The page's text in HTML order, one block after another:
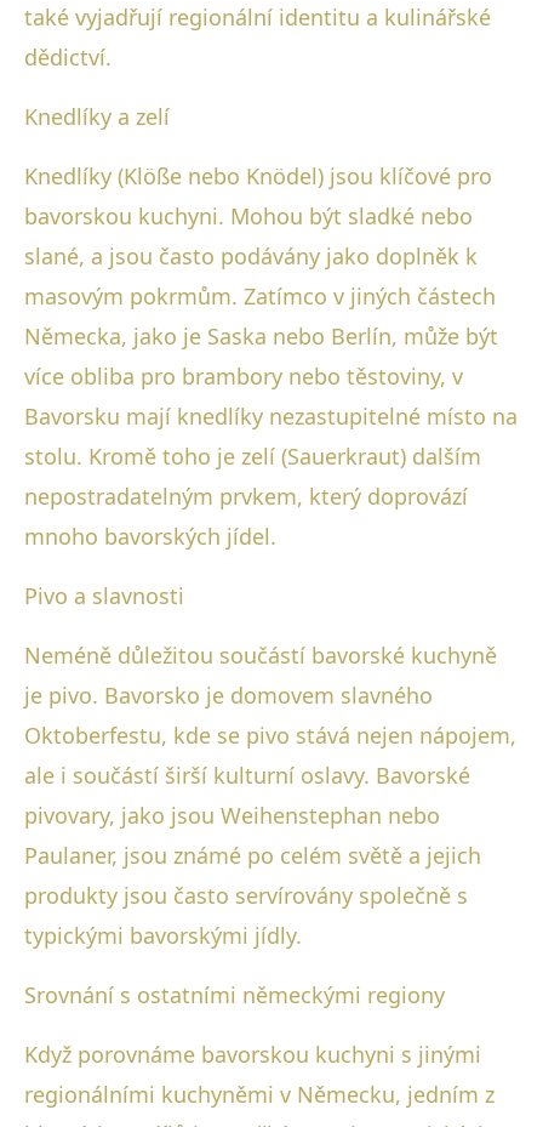
také vyjadřují regionální identitu a kulinářské
dědictví.
Knedlíky a zelí
Knedlíky (Klöße nebo Knödel) jsou klíčové pro
bavorskou kuchyni. Mohou být sladké nebo
slané, a jsou často podávány jako doplněk k
masovým pokrmům. Zatímco v jiných částech
Německa, jako je Saska nebo Berlín, může být
více obliba pro brambory nebo těstoviny, v
Bavorsku mají knedlíky nezastupitelné místo na
stolu. Kromě toho je zelí (Sauerkraut) dalším
nepostradatelným prvkem, který doprovází
mnoho bavorských jídel.
Pivo a slavnosti
Neméně důležitou součástí bavorské kuchyně
je pivo. Bavorsko je domovem slavného
Oktoberfestu, kde se pivo stává nejen nápojem,
ale i součástí širší kulturní oslavy. Bavorské
pivovary, jako jsou Weihenstephan nebo
Paulaner, jsou známé po celém světě a jejich
produkty jsou často servírovány společně s
typickými bavorskými jídly.
Srovnání s ostatními německými regiony
Když porovnáme bavorskou kuchyni s jinými
regionálními kuchyněmi v Německu, jedním z